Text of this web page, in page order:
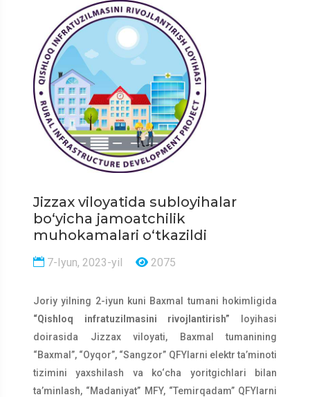
Jizzax viloyatida subloyihalar
bo‘yicha jamoatchilik
muhokamalari o‘tkazildi
7-Iyun, 2023-yil 2075
Joriy yilning 2-iyun kuni Baxmal tumani hokimligida
“Qishloq infratuzilmasini rivojlantirish” loyihasi
doirasida Jizzax viloyati, Baxmal tumanining
“Baxmal”, “Oyqor”, “Sangzor” QFYlarni elektr ta’minoti
tizimini yaxshilash va ko‘cha yoritgichlari bilan
ta’minlash, “Madaniyat” MFY, “Temirqadam” QFYlarni